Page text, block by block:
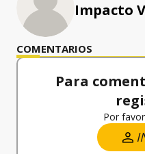
Impacto
COMENTARIOS
Para
Por